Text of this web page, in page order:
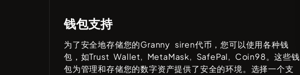
钱包支持
为了安全地存储您的Granny siren代币，您可以使用各种钱
包，如Trust Wallet, MetaMask, SafePal, Coin98。这些钱
包为管理和存储您的数字资产提供了安全的环境。选择一个支